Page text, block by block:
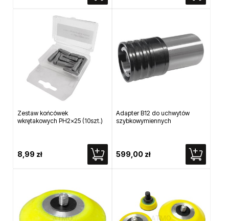
Zestaw końcówek
wkrętakowych PH2x25 (10szt.)
8,99 zł
Adapter B12 do uchwytów
szybkowymiennych
599,00 zł